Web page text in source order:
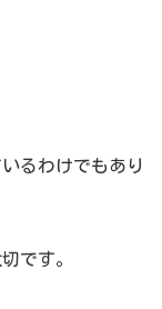
るわけでもあり
です。